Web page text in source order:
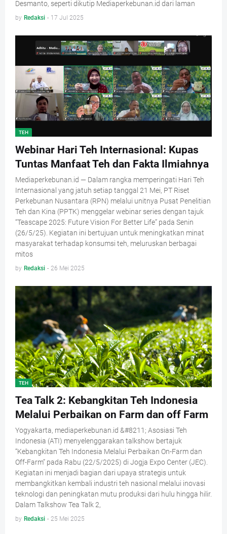
Desmanto, seperti dikutip Mediaperkebunan.id dari laman
by Redaksi - 17 Jul 2025
TEH
Webinar Hari Teh Internasional: Kupas
Tuntas Manfaat Teh dan Fakta Ilmiahnya
Mediaperkebunan.id — Dalam rangka memperingati Hari Teh
Internasional yang jatuh setiap tanggal 21 Mei, PT Riset
Perkebunan Nusantara (RPN) melalui unitnya Pusat Penelitian
Teh dan Kina (PPTK) menggelar webinar series dengan tajuk
“Teascape 2025: Future Vision For Better Life” pada Senin
(26/5/25). Kegiatan ini bertujuan untuk meningkatkan minat
masyarakat terhadap konsumsi teh, meluruskan berbagai
mitos
by Redaksi - 26 Mei 2025
TEH
Tea Talk 2: Kebangkitan Teh Indonesia
Melalui Perbaikan on Farm dan off Farm
Yogyakarta, mediaperkebunan.id &#8211; Asosiasi Teh
Indonesia (ATI) menyelenggarakan talkshow bertajuk
“Kebangkitan Teh Indonesia Melalui Perbaikan On-Farm dan
Off-Farm” pada Rabu (22/5/2025) di Jogja Expo Center (JEC).
Kegiatan ini menjadi bagian dari upaya strategis untuk
membangkitkan kembali industri teh nasional melalui inovasi
teknologi dan peningkatan mutu produksi dari hulu hingga hilir.
Dalam Talkshow Tea Talk 2,
by Redaksi - 25 Mei 2025